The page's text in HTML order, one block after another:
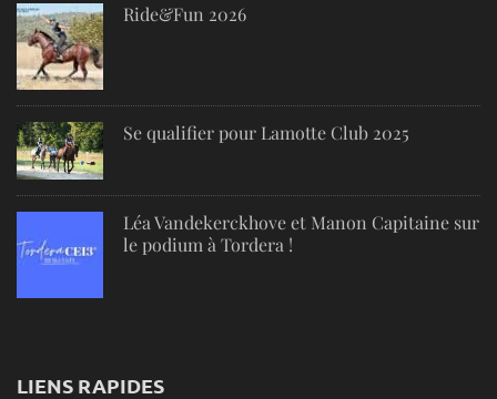
Ride&Fun 2026
Se qualifier pour Lamotte Club 2025
Léa Vandekerckhove et Manon Capitaine sur
le podium à Tordera !
LIENS RAPIDES